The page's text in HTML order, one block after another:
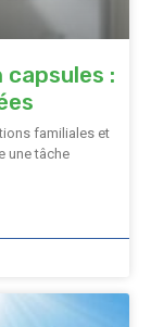
capsules :
familiales et
une tâche